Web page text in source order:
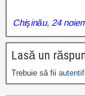
Chişinău, 24
Lasă un
Trebuie să fii